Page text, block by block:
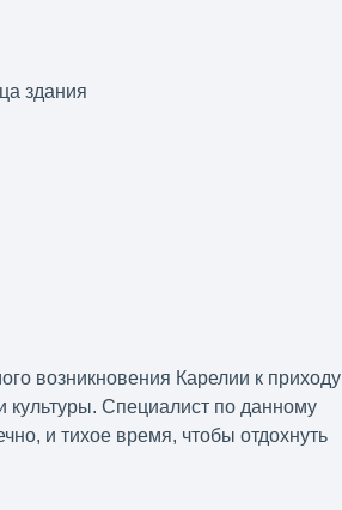
здания
возникновения Карелии к приходу
культуры. Специалист по данному
и тихое время, чтобы отдохнуть